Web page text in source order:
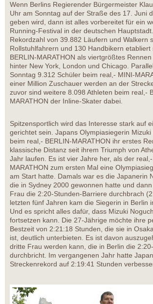
Wenn Berlins Regierender Bürgermeister
Uhr am Sonntag auf der Straße des 17. Juni
geben wird, dann ist alles vorbereitet für ein
Running-Festival in der deutschen
Rekordzahl von 39.882 Läufern und Walkern
Rollstuhlfahrern und 130 Handbikern etabliert
BERLIN-MARATHON als viertgrößtes
hinter New York, London und Chicago.
Sonntag 9.312 Schüler beim real,- MINI-
einer Million Zuschauer werden an der
zuvor sind weitere 8.098 Athleten beim real,-
MARATHON der Inline-Skater dabei.
Spitzensportlich wird das Interesse stark auf
gerichtet sein. Japans Olympiasiegerin Mizuki
beim real,- BERLIN-MARATHON ihr erstes
klassische Distanz seit ihrem Triumph von
Jahr laufen. Es ist vier Jahre her, als der
MARATHON zum ersten Mal eine
am Start hatte. Damals war es die Japanerin
die in Sydney 2000 gewonnen hatte und
Frau die 2:20-Stunden-Barriere durchbrach
letzten fünf Jahren kam die Siegerin in Berlin
Und es spricht alles dafür, dass Mizuki
fortsetzen kann. Die 27-Jährige möchte ihre
Bestzeit von 2:21:18 Stunden, die sie in
ist, deutlich unterbieten. Es ist davon
dritte Frau werden kann, die in Berlin die
durchbricht. Im vergangenen Jahr hatte
Streckenrekord auf 2:19:41 Stunden